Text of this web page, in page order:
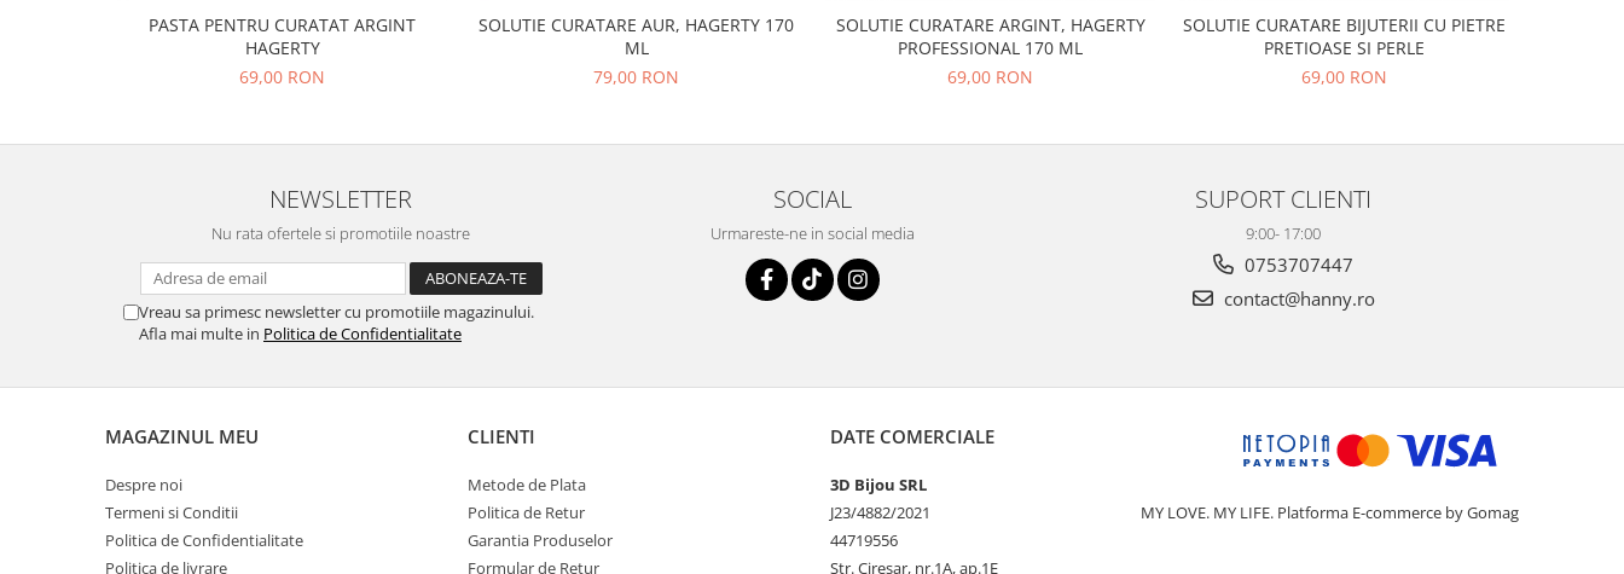
PASTA PENTRU CURATAT ARGINT
HAGERTY
69,00 RON
SOLUTIE CURATARE AUR, HAGERTY 170
ML
79,00 RON
SOLUTIE CURATARE ARGINT, HAGERTY
PROFESSIONAL 170 ML
69,00 RON
SOLUTIE CURATARE BIJUTERII CU PIETRE
PRETIOASE SI PERLE
69,00 RON
NEWSLETTER
Nu rata ofertele si promotiile noastre
Vreau sa primesc newsletter cu promotiile magazinului.
Afla mai multe in Politica de Confidentialitate
SOCIAL
Urmareste-ne in social media
SUPORT CLIENTI
9:00- 17:00
0753707447
contact@hanny.ro
MAGAZINUL MEU
Despre noi
Termeni si Conditii
Politica de Confidentialitate
Politica de livrare
CLIENTI
Metode de Plata
Politica de Retur
Garantia Produselor
Formular de Retur
DATE COMERCIALE
3D Bijou SRL
J23/4882/2021
44719556
Str. Ciresar, nr.1A, ap.1E
MY LOVE. MY LIFE. Platforma E-commerce by Gomag